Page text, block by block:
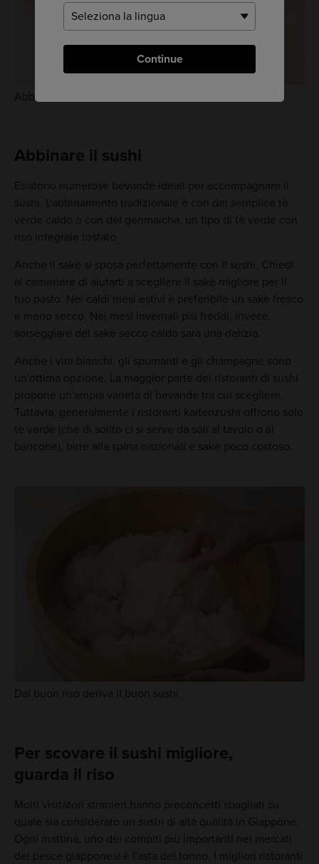
Continue
Abbinare il sushi a un sakè frizzante
Abbinare il sushi
Esistono numerose bevande ideali per accompagnare il
sushi. L'abbinamento tradizionale è con del semplice tè
verde caldo o con del genmaicha, un tipo di tè verde con
riso integrale tostato.
Anche il sakè si sposa perfettamente con il sushi. Chiedi
al cameriere di aiutarti a scegliere il sakè migliore per il
tuo pasto. Nei caldi mesi estivi è preferibile un sakè fresco
e meno secco. Nei mesi invernali più freddi, invece,
sorseggiare del sakè secco caldo sarà una delizia.
Anche i vini bianchi, gli spumanti e gli champagne sono
un'ottima opzione. La maggior parte dei ristoranti di sushi
propone un'ampia varietà di bevande tra cui scegliere.
Tuttavia, generalmente i ristoranti kaitenzushi offrono solo
tè verde (che di solito ci si serve da soli al tavolo o al
bancone), birre alla spina nazionali e sakè poco costoso.
Dal buon riso deriva il buon sushi
Per scovare il sushi migliore,
guarda il riso
Molti visitatori stranieri hanno preconcetti sbagliati su
quale sia considerato un sushi di alta qualità in Giappone.
Ogni mattina, uno dei compiti più importanti nei mercati
del pesce giapponesi è l'asta del tonno. I migliori ristoranti